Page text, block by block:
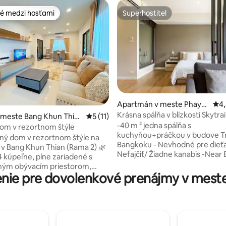
4,9 z 5, počet hodnotení: 145
medzi hosťami
medzi hosťami
Bang Khun Thia
Priemerné ohodnotenie 5 z 5, počet
5 (11)
v rezortnom štýle
dom v rezortnom štýle na
Bang Khun Thian (Rama 2) 🌿
kúpeľne, plne zariadené s
obývacím priestorom,
záhradou, rýchlym Wi-Fi,
ale plne vybavenou a 2
Superhostiteľ
Superhostiteľ
Apartmán v meste Phaya
Thai
Krásna spálňa v blízkosti
-40 m ² jedna spálňa s
kuchyňou+práčkou v budove
Bangkoku - Nevhodné pre dieťa -
Nefajčiť/ Žiadne kanabis -Near
Obývacia izba s pohovkou/
kúpeľňou so sprchovacím
Bezplatná úschovňa batožiny/
pre dovolenkové prenájmy v